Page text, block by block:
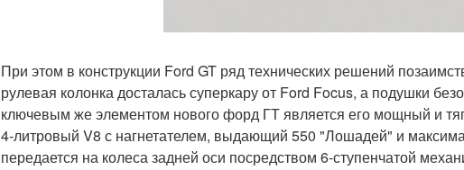
При этом в конструкции Ford GT ряд технических решений
рулевая колонка досталась суперкару от Ford Focus, а подушки
ключевым же элементом нового форд ГТ является его мощный и
4-литровый V8 с нагнетателем, выдающий 550 "Лошадей" и
передается на колеса задней оси посредством 6-ступенчатой